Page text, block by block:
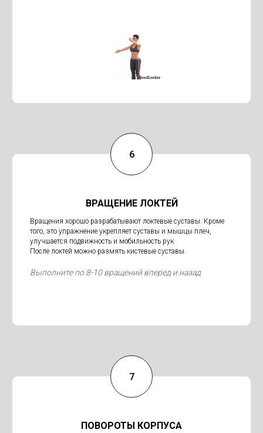
ВРАЩЕНИЕ ЛОКТЕЙ
Вращения хорошо разрабатывают локтевые суставы. Кроме
того, это упражнение укрепляет суставы и мышцы плеч,
улучшается подвижность и мобильность рук.
После локтей можно размять кистевые суставы.
Выполните по 8-10 вращений вперед и назад
ПОВОРОТЫ КОРПУСА